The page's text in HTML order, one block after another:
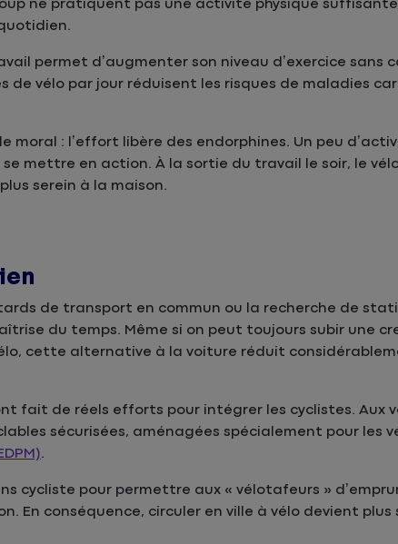
ne pratiquent pas une activité physique
permet d’augmenter son niveau d’exercice sans
de vélo par jour réduisent les risques de maladies
moral : l’effort libère des endorphines. Un peu
mettre en action. À la sortie du travail le soir, le
serein à la maison.
de transport en commun ou la recherche de
du temps. Même si on peut toujours subir une
cette alternative à la voiture réduit
fait de réels efforts pour intégrer les cyclistes. Aux
sécurisées, aménagées spécialement pour les
.
cycliste pour permettre aux « vélotafeurs »
En conséquence, circuler en ville à vélo devient plus